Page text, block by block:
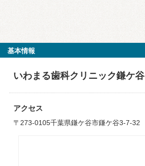
基本情報
いわまる歯科クリニック鎌ケ谷
アクセス
〒273-0105千葉県鎌ケ谷市鎌ケ谷3-7-32